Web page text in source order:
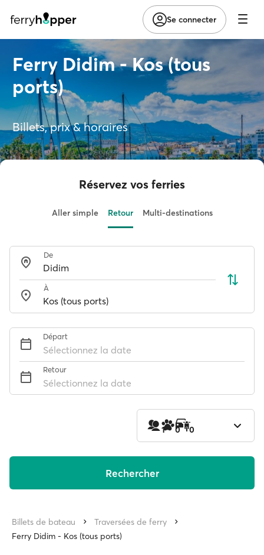
Se connecter
Ferry Didim - Kos (tous
ports)
Billets, prix & horaires
Réservez vos ferries
Aller simple Retour Multi-destinations
De
À
Départ
Sélectionnez la date
Retour
Sélectionnez la date
1 0 0
Rechercher
Billets de bateau
Traversées de ferry
Ferry Didim - Kos (tous ports)